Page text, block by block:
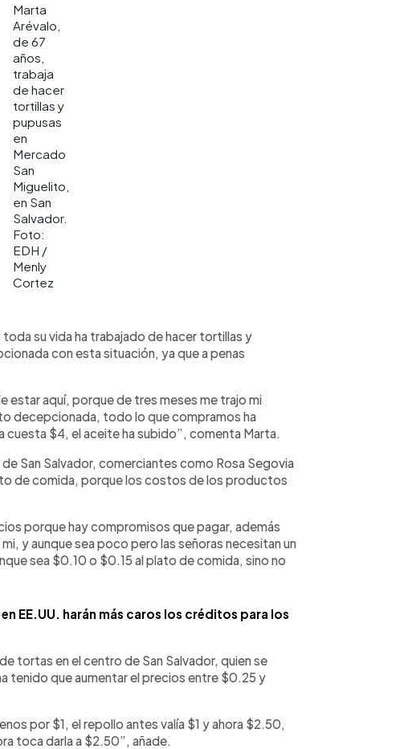
Marta
Arévalo,
de 67
años,
trabaja
de hacer
tortillas y
pupusas
en
Mercado
San
Miguelito,
en San
Salvador.
Foto:
EDH /
Menly
Cortez
su vida ha trabajado de hacer tortillas y
con esta situación, ya que a penas
estar aquí, porque de tres meses me trajo mi
decepcionada, todo lo que compramos ha
cuesta $4, el aceite ha subido”, comenta Marta.
San Salvador, comerciantes como Rosa Segovia
de comida, porque los costos de los productos
porque hay compromisos que pagar, además
y aunque sea poco pero las señoras necesitan un
sea $0.10 o $0.15 al plato de comida, sino no
EE.UU. harán más caros los créditos para los
tortas en el centro de San Salvador, quien se
tenido que aumentar el precios entre $0.25 y
por $1, el repollo antes valía $1 y ahora $2.50,
toca darla a $2.50”, añade.